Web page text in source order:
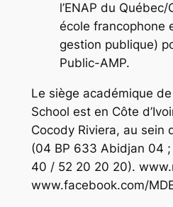
l’ENAP du
école francophone
gestion publique)
Public-AMP.
Le siège académique
School est en Côte
Cocody Riviera, au sein
(04 BP 633 Abidjan 04
40 / 52 20 20 20).
www.facebook.com/